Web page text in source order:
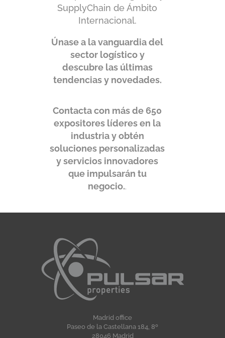
SupplyChain de Ámbito
Internacional.
Únase a la vanguardia del
sector logístico y
descubre las últimas
tendencias y novedades.
Contacta con más de 650
expositores líderes en la
industria y obtén
soluciones personalizadas
y servicios innovadores
que impulsarán tu
negocio..
Madrid office
Paseo de la Castellana 184, 8º
28046 Madrid